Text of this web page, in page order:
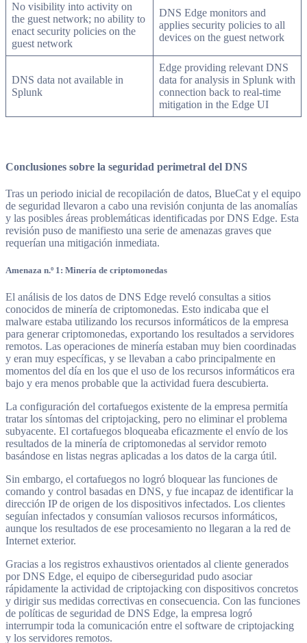
No visibility into activity on
the guest network; no ability to
enact security policies on the
guest network
DNS Edge monitors and
applies security policies to all
devices on the guest network
DNS data not available in
Splunk
Edge providing relevant DNS
data for analysis in Splunk with
connection back to real-time
mitigation in the Edge UI
Conclusiones sobre la seguridad perimetral del DNS
Tras un periodo inicial de recopilación de datos, BlueCat y el equipo
de seguridad llevaron a cabo una revisión conjunta de las anomalías
y las posibles áreas problemáticas identificadas por DNS Edge. Esta
revisión puso de manifiesto una serie de amenazas graves que
requerían una mitigación inmediata.
Amenaza n.º 1: Minería de criptomonedas
El análisis de los datos de DNS Edge reveló consultas a sitios
conocidos de minería de criptomonedas. Esto indicaba que el
malware estaba utilizando los recursos informáticos de la empresa
para generar criptomonedas, exportando los resultados a servidores
remotos. Las operaciones de minería estaban muy bien coordinadas
y eran muy específicas, y se llevaban a cabo principalmente en
momentos del día en los que el uso de los recursos informáticos era
bajo y era menos probable que la actividad fuera descubierta.
La configuración del cortafuegos existente de la empresa permitía
tratar los síntomas del criptojacking, pero no eliminar el problema
subyacente. El cortafuegos bloqueaba eficazmente el envío de los
resultados de la minería de criptomonedas al servidor remoto
basándose en listas negras aplicadas a los datos de la carga útil.
Sin embargo, el cortafuegos no logró bloquear las funciones de
comando y control basadas en DNS, y fue incapaz de identificar la
dirección IP de origen de los dispositivos infectados. Los clientes
seguían infectados y consumían valiosos recursos informáticos,
aunque los resultados de ese procesamiento no llegaran a la red de
Internet exterior.
Gracias a los registros exhaustivos orientados al cliente generados
por DNS Edge, el equipo de ciberseguridad pudo asociar
rápidamente la actividad de criptojacking con dispositivos concretos
y dirigir sus medidas correctivas en consecuencia. Con las funciones
de políticas de seguridad de DNS Edge, la empresa logró
interrumpir toda la comunicación entre el software de criptojacking
y los servidores remotos.